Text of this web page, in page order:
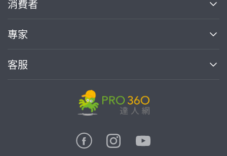
部落格
加入我們
消費者
買服務
熱門服務
專家
案件中心
客服